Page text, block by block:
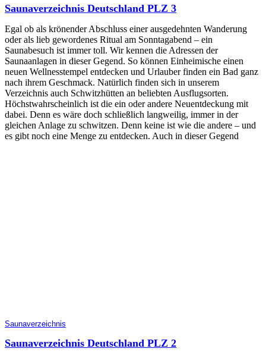
Saunaverzeichnis Deutschland PLZ 3
Egal ob als krönender Abschluss einer ausgedehnten Wanderung
oder als lieb gewordenes Ritual am Sonntagabend – ein
Saunabesuch ist immer toll. Wir kennen die Adressen der
Saunaanlagen in dieser Gegend. So können Einheimische einen
neuen Wellnesstempel entdecken und Urlauber finden ein Bad ganz
nach ihrem Geschmack. Natürlich finden sich in unserem
Verzeichnis auch Schwitzhütten an beliebten Ausflugsorten.
Höchstwahrscheinlich ist die ein oder andere Neuentdeckung mit
dabei. Denn es wäre doch schließlich langweilig, immer in der
gleichen Anlage zu schwitzen. Denn keine ist wie die andere – und
es gibt noch eine Menge zu entdecken. Auch in dieser Gegend
Saunaverzeichnis
Saunaverzeichnis Deutschland PLZ 2